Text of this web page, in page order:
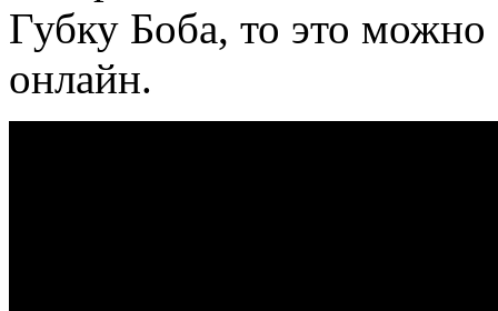
Губку Боба, то это можно
онлайн.